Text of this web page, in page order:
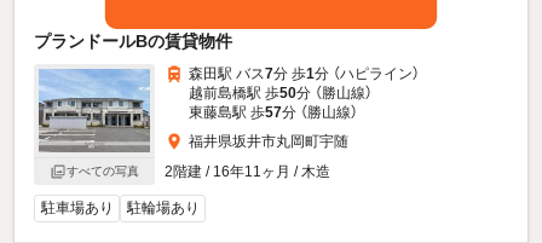
プランドールBの賃貸物件
すべての写真
森田駅 バス7分 歩1分 （ハピライン）
越前島橋駅 歩50分 （勝山線）
東藤島駅 歩57分 （勝山線）
福井県坂井市丸岡町宇随
2階建 / 16年11ヶ月 / 木造
駐車場あり 駐輪場あり